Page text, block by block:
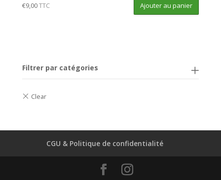
€9,00TTC Ajouter au panier
Filtrer par catégories
CGU & Politique de confidentialité